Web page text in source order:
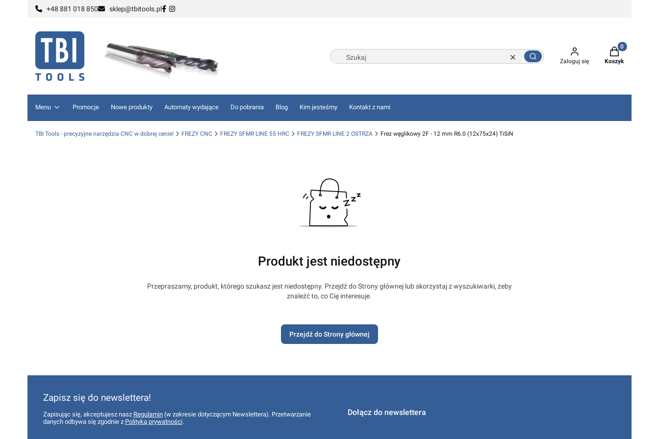
+48 881 018 850 sklep@tbitools.pl
WyczyśćSzukaj Zaloguj się
Produkty w
Koszyk
Menu Promocje Nowe produkty Automaty wydające Do pobrania Blog Kim jesteśmy Kontakt z nami
TBI Tools - precyzyjne narzędzia CNC w dobrej cenie! FREZY CNC FREZY SFMR LINE 55 HRC FREZY SFMR LINE 2 OSTRZA Frez węglikowy 2F - 12 mm R6.0 (12x75x24) TiSiN
Produkt jest niedostępny
Przepraszamy, produkt, którego szukasz jest niedostępny. Przejdź do Strony głównej lub skorzystaj z wyszukiwarki, żeby
znaleźć to, co Cię interesuje.
Przejdź do Strony głównej
Zapisz się do newslettera!
Zapisując się, akceptujesz nasz Regulamin (w zakresie dotyczącym Newslettera). Przetwarzanie
danych odbywa się zgodnie z Polityką prywatności.
Dołącz do newslettera